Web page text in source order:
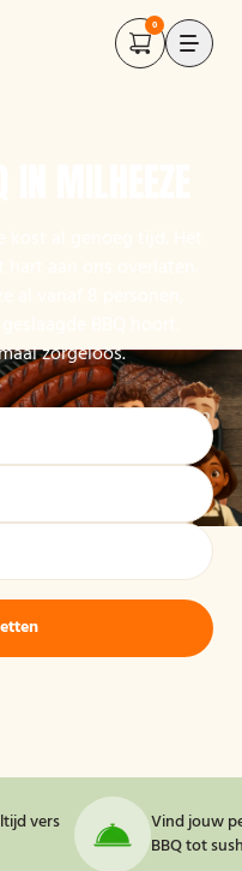
0
zorgeloos.
vers
Vind jouw
BBQ tot